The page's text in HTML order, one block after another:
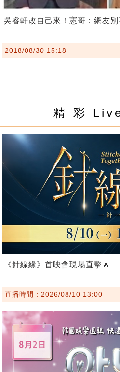
吳睿軒改自己來！憲哥：網友別
2018/08/30 15:18
精 彩
《針線緣》首映會現場直擊🔥
直播時間：2026/08/10 13:00